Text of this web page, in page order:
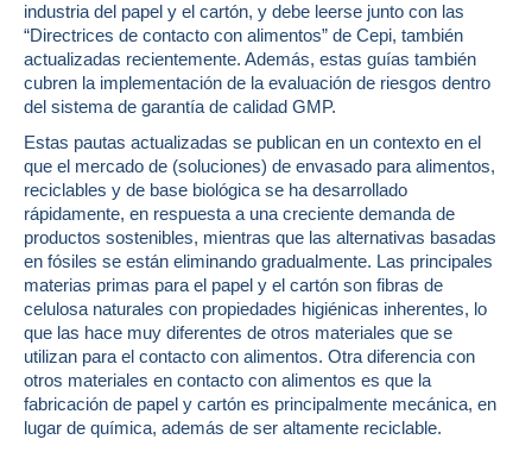
industria del papel y el cartón, y debe leerse junto con las
“Directrices de contacto con alimentos” de Cepi, también
actualizadas recientemente. Además, estas guías también
cubren la implementación de la evaluación de riesgos dentro
del sistema de garantía de calidad GMP.
Estas pautas actualizadas se publican en un contexto en el
que el mercado de (soluciones) de envasado para alimentos,
reciclables y de base biológica se ha desarrollado
rápidamente, en respuesta a una creciente demanda de
productos sostenibles, mientras que las alternativas basadas
en fósiles se están eliminando gradualmente. Las principales
materias primas para el papel y el cartón son fibras de
celulosa naturales con propiedades higiénicas inherentes, lo
que las hace muy diferentes de otros materiales que se
utilizan para el contacto con alimentos. Otra diferencia con
otros materiales en contacto con alimentos es que la
fabricación de papel y cartón es principalmente mecánica, en
lugar de química, además de ser altamente reciclable.